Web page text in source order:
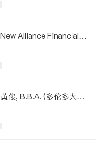
New Alliance Financial G
黄俊, B.B.A. (多伦多大